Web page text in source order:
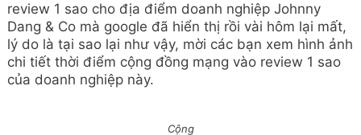
review 1 sao cho địa điểm doanh nghiệp Johnny
Dang & Co mà google đã hiển thị rồi vài hôm lại mất,
lý do là tại sao lại như vậy, mời các bạn xem hình ảnh
chi tiết thời điểm cộng đồng mạng vào review 1 sao
của doanh nghiệp này.
Cộng